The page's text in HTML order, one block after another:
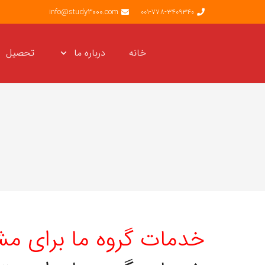
001-778-3409340
info@study3000.com
خانه درباره ما تحصیل
خدمات گروه ما برای